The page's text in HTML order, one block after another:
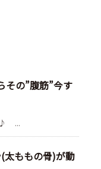
その”腹筋”今す
♪ ...
太ももの骨)が動